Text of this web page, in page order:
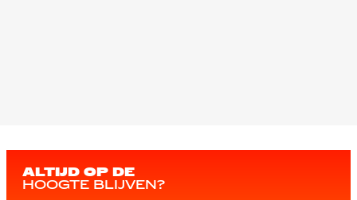
ALTIJD OP DE
HOOGTE BLIJVEN?